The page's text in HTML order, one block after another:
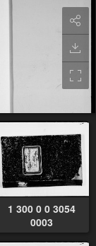
1 300 0 0 3054
0003